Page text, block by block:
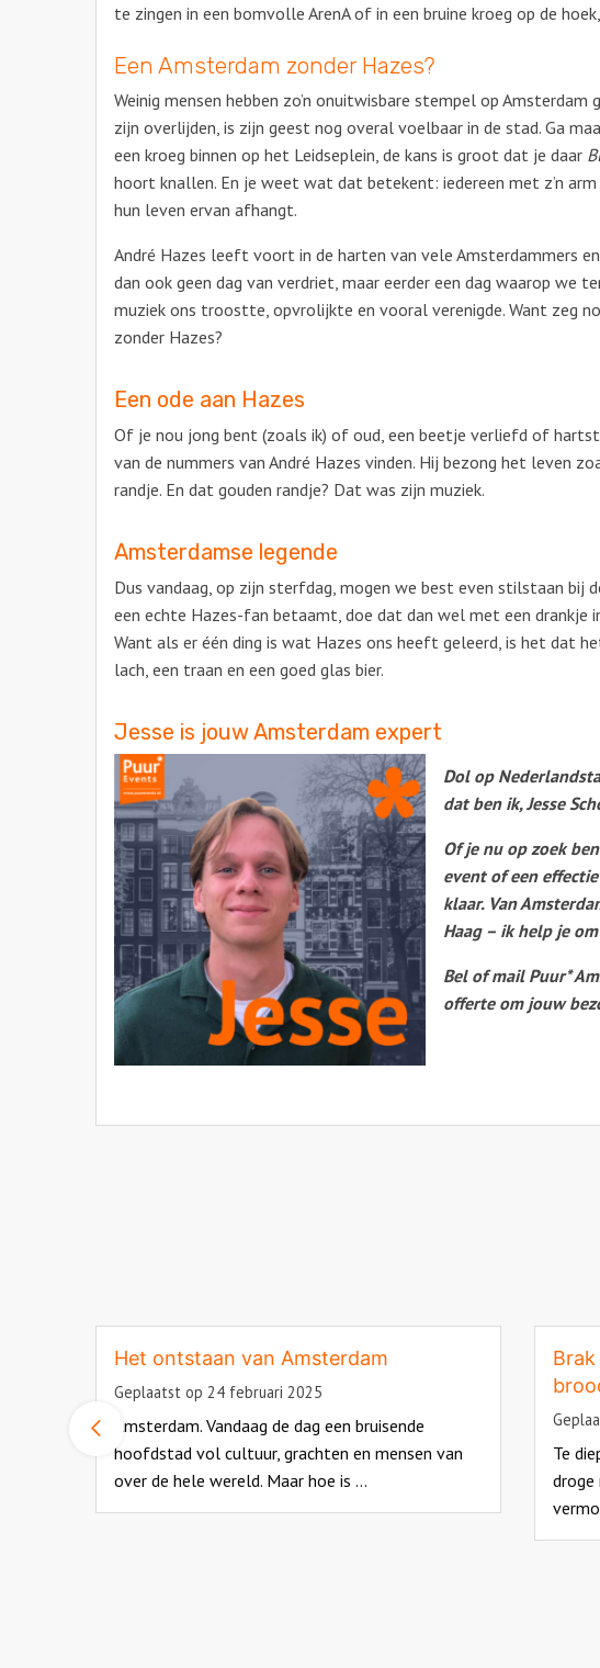
te zingen in een bomvolle ArenA of in een bruine kroeg op de
Een Amsterdam zonder Hazes?
Weinig mensen hebben zo’n onuitwisbare stempel op
zijn overlijden, is zijn geest nog overal voelbaar in de stad. Ga
een kroeg binnen op het Leidseplein, de kans is groot dat je daar
hoort knallen. En je weet wat dat betekent: iedereen met z’n
hun leven ervan afhangt.
André Hazes leeft voort in de harten van vele Amsterdammers
dan ook geen dag van verdriet, maar eerder een dag waarop we
muziek ons troostte, opvrolijkte en vooral verenigde. Want zeg
zonder Hazes?
Een ode aan Hazes
Of je nou jong bent (zoals ik) of oud, een beetje verliefd of
van de nummers van André Hazes vinden. Hij bezong het leven
randje. En dat gouden randje? Dat was zijn muziek.
Amsterdamse legende
Dus vandaag, op zijn sterfdag, mogen we best even stilstaan bij
een echte Hazes-fan betaamt, doe dat dan wel met een drankje
Want als er één ding is wat Hazes ons heeft geleerd, is het dat
lach, een traan en een goed glas bier.
Jesse is jouw Amsterdam expert
Dol op
dat ben ik, Jesse
Of je nu op zoek
event of een
klaar. Van
Haag – ik help je
Bel of mail Puur*
offerte om jouw
Vorige
slide
Het ontstaan van Amsterdam
Geplaatst op 24 februari 2025
Amsterdam. Vandaag de dag een bruisende
hoofdstad vol cultuur, grachten en mensen van
over de hele wereld. Maar hoe is ...
Te
droge